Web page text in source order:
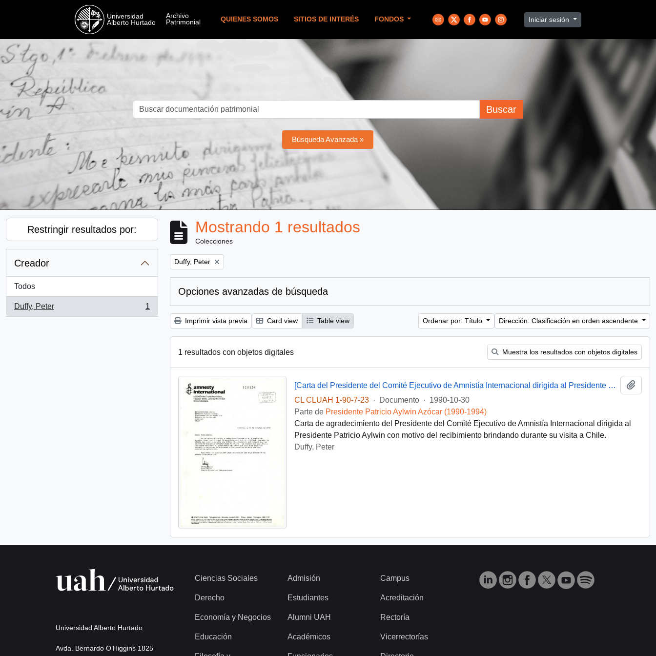
QUIENES SOMOS SITIOS DE INTERÉS FONDOS Iniciar sesión
Buscar
Búsqueda Avanzada »
Restringir resultados por:
Creador
Todos
Duffy, Peter
, 1 resultados
1
Mostrando 1 resultados
Colecciones
Remove filter:
Duffy, Peter
Opciones avanzadas de búsqueda
Imprimir vista previa Card view Table view Ordenar por: Título Dirección: Clasificación en orden ascendente
1 resultados con objetos digitales Muestra los resultados con objetos digitales
[Carta del Presidente del Comité Ejecutivo de Amnistía Internacional dirigida al Presidente Patricio Aylwin]
CL CLUAH 1-90-7-23
· Documento · 1990-10-30
Parte de Presidente Patricio Aylwin Azócar (1990-1994)
Carta de agradecimiento del Presidente del Comité Ejecutivo de Amnistía Internacional dirigida al
Presidente Patricio Aylwin con motivo del recibimiento brindando durante su visita a Chile.
Duffy, Peter
Universidad Alberto Hurtado
Avda. Bernardo O’Higgins 1825
Ciencias Sociales
Derecho
Economía y Negocios
Educación
Admisión
Estudiantes
Alumni UAH
Académicos
Campus
Acreditación
Rectoría
Vicerrectorías